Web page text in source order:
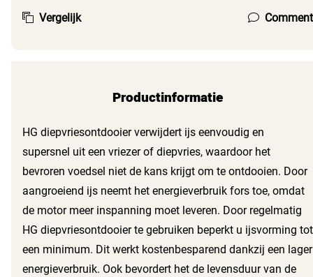
Vergelijk Comment
Productinformatie
HG diepvriesontdooier verwijdert ijs eenvoudig en
supersnel uit een vriezer of diepvries, waardoor het
bevroren voedsel niet de kans krijgt om te ontdooien. Door
aangroeiend ijs neemt het energieverbruik fors toe, omdat
de motor meer inspanning moet leveren. Door regelmatig
HG diepvriesontdooier te gebruiken beperkt u ijsvorming tot
een minimum. Dit werkt kostenbesparend dankzij een lager
energieverbruik. Ook bevordert het de levensduur van de